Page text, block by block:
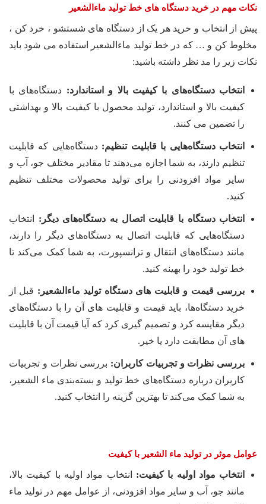
نکات مهم در خرید دستگاه های خط تولید ماءالشعیر
پیش از انتخاب و خرید هر یک از دستگاه های شستشو ، خرد کن ،
مخلوط کن و … که در خط تولید ماءالشعیر استفاده می شود باید
نکات زیر را مد نظر داشته باشید:
انتخاب دستگاه‌های با کیفیت بالا و استاندارد: دستگاه‌های با
کیفیت بالا و استاندارد، تولید محصول با کیفیت بالا و بهداشتی
را تضمین می کنند.
انتخاب دستگاه‌هایی با قابلیت تنظیم: دستگاه‌هایی که قابلیت
تنظیم دارند، به شما اجازه می‌دهند تا مقادیر مختلف جو، آب و
سایر مواد افزودنی را برای تولید محصولات مختلف تنظیم
کنید.
انتخاب دستگاه با قابلیت اتصال به دستگاه‌های دیگر: انتخاب
دستگاه‌هایی که قابلیت اتصال به دستگاه‌های دیگر را دارند،
مانند دستگاه‌های انتقال و ترانسپورت، به شما کمک می‌کند تا
خط تولید خود را بهینه کنید.
بررسی قیمت و قابلیت های دستگاه تولید ماءالشعیر: قبل از
خرید دستگاه‌ها، باید قیمت و قابلیت های آن را با دستگاه‌های
دیگر مقایسه کرد و تصمیم گیری کرد که آیا قیمت آن با قابلیت
های آن مطابقت دارد یا خیر.
بررسی نظرات و تجربیات کاربران: بررسی نظرات و تجربیات
کاربران درباره دستگاه‌های خط تولید و بسته‌بندی ماء الشعیر،
به شما کمک می‌کند تا بهترین گزینه را انتخاب کنید.
عوامل موثر در تولید ماء الشعیر با کیفیت
انتخاب مواد اولیه با کیفیت: انتخاب مواد اولیه با کیفیت بالا،
مانند جو، آب و سایر مواد افزودنی، از عوامل مهم در تولید ماء